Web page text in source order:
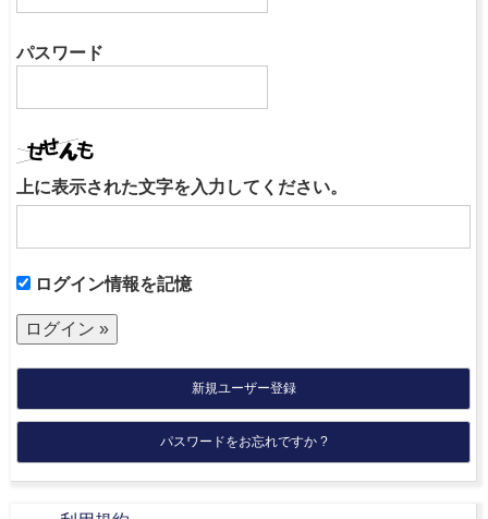
パスワード
上に表示された文字を入力してください。
ログイン情報を記憶
新規ユーザー登録
パスワードをお忘れですか ?